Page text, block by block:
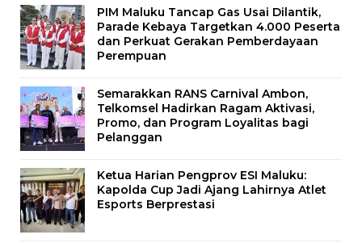
PIM Maluku Tancap Gas Usai Dilantik,
Parade Kebaya Targetkan 4.000 Peserta
dan Perkuat Gerakan Pemberdayaan
Perempuan
Semarakkan RANS Carnival Ambon,
Telkomsel Hadirkan Ragam Aktivasi,
Promo, dan Program Loyalitas bagi
Pelanggan
Ketua Harian Pengprov ESI Maluku:
Kapolda Cup Jadi Ajang Lahirnya Atlet
Esports Berprestasi